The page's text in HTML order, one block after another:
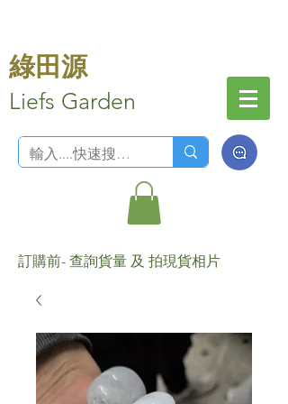
綠田源
Liefs Garden
訂購前- 查詢貨量 及 拍現貨相片